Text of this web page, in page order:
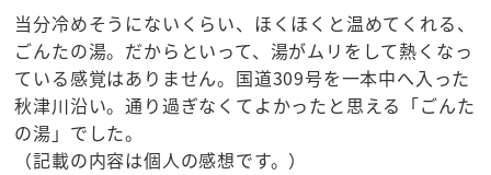
当分冷めそうにないくらい、ほくほくと温めてくれる、
ごんたの湯。だからといって、湯がムリをして熱くなっ
ている感覚はありません。国道309号を一本中へ入った
秋津川沿い。通り過ぎなくてよかったと思える「ごんた
の湯」でした。
（記載の内容は個人の感想です。）